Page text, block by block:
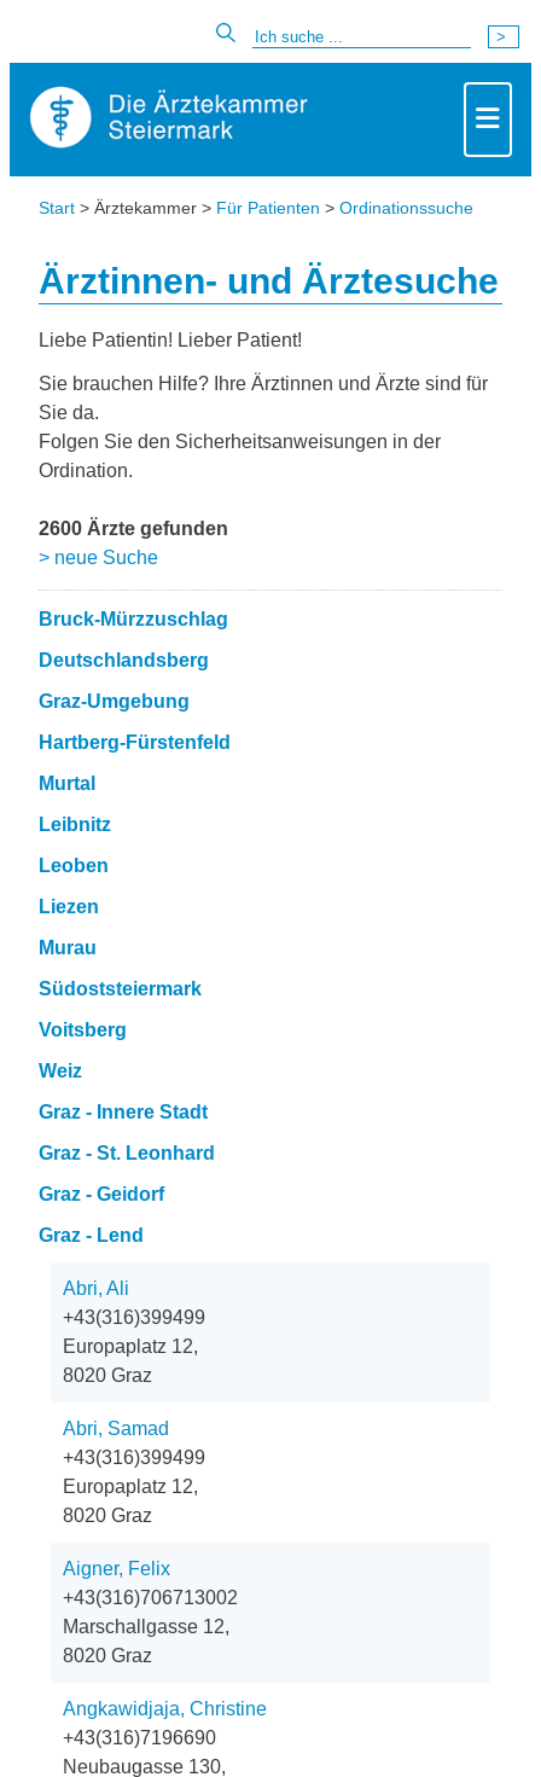
Start > Ärztekammer > Für Patienten > Ordinationssuche
Ärztinnen- und Ärztesuche
Liebe Patientin! Lieber Patient!
Sie brauchen Hilfe? Ihre Ärztinnen und Ärzte sind für
Sie da.
Folgen Sie den Sicherheitsanweisungen in der
Ordination.
2600 Ärzte gefunden
> neue Suche
Bruck-Mürzzuschlag
Deutschlandsberg
Graz-Umgebung
Hartberg-Fürstenfeld
Murtal
Leibnitz
Leoben
Liezen
Murau
Südoststeiermark
Voitsberg
Weiz
Graz - Innere Stadt
Graz - St. Leonhard
Graz - Geidorf
Graz - Lend
Abri, Ali
+43(316)399499
Europaplatz 12,
8020 Graz
Abri, Samad
+43(316)399499
Europaplatz 12,
8020 Graz
Aigner, Felix
+43(316)706713002
Marschallgasse 12,
8020 Graz
Angkawidjaja, Christine
+43(316)7196690
Neubaugasse 130,